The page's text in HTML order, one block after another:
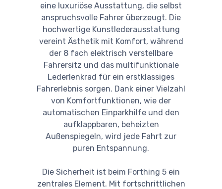
eine luxuriöse Ausstattung, die selbst
anspruchsvolle Fahrer überzeugt. Die
hochwertige Kunstlederausstattung
vereint Ästhetik mit Komfort, während
der 8 fach elektrisch verstellbare
Fahrersitz und das multifunktionale
Lederlenkrad für ein erstklassiges
Fahrerlebnis sorgen. Dank einer Vielzahl
von Komfortfunktionen, wie der
automatischen Einparkhilfe und den
aufklappbaren, beheizten
Außenspiegeln, wird jede Fahrt zur
puren Entspannung.
Die Sicherheit ist beim Forthing 5 ein
zentrales Element. Mit fortschrittlichen